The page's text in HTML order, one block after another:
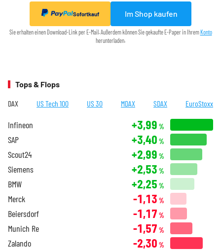
Sofortkauf Im Shop kaufen
Sie erhalten einen Download-Link per E-Mail. Außerdem können Sie gekaufte E-Paper in Ihrem Konto
herunterladen.
Tops & Flops
DAX US Tech 100 US 30 MDAX SDAX EuroStoxx
Infineon +3,99 %
SAP +3,40 %
Scout24 +2,99 %
Siemens +2,53 %
BMW +2,25 %
Merck -1,13 %
Beiersdorf -1,17 %
Munich Re -1,57 %
Zalando -2,30 %